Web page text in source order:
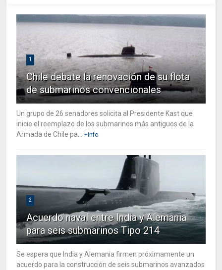
1
Chile debate la renovación de su flota
de submarinos convencionales
Un grupo de 26 senadores solicita al Presidente Kast que
inicie el reemplazo de los submarinos más antiguos de la
Armada de Chile pa...
+Info
2
Acuerdo naval entre India y Alemania
para seis submarinos Tipo 214
Se espera que India y Alemania firmen próximamente un
acuerdo para la construcción de seis submarinos avanzados